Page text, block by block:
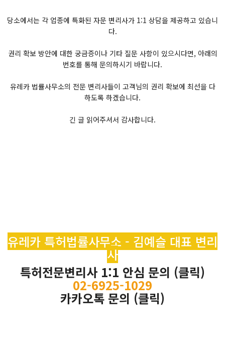
당소에서는 각 업종에 특화된 자문 변리사가 1:1 상담을 제공하고 있습니
다.
권리 확보 방안에 대한 궁금증이나 기타 질문 사항이 있으시다면, 아래의
번호를 통해 문의하시기 바랍니다.
유레카 법률사무소의 전문 변리사들이 고객님의 권리 확보에 최선을 다
하도록 하겠습니다.
긴 글 읽어주셔서 감사합니다.
유레카 특허법률사무소 - 김예슬 대표 변리
사
특허전문변리사 1:1 안심 문의 (클릭)
02-6925-1029
카카오톡 문의 (클릭)